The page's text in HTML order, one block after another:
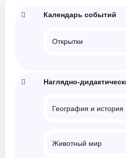
Календарь событий
Открытки
Наглядно-
География и история
Животный мир